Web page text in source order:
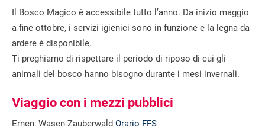
Il Bosco Magico è accessibile tutto l’anno. Da inizio maggio
a fine ottobre, i servizi igienici sono in funzione e la legna da
ardere è disponibile.
Ti preghiamo di rispettare il periodo di riposo di cui gli
animali del bosco hanno bisogno durante i mesi invernali.
Viaggio con i mezzi pubblici
Ernen, Wasen-Zauberwald Orario FFS